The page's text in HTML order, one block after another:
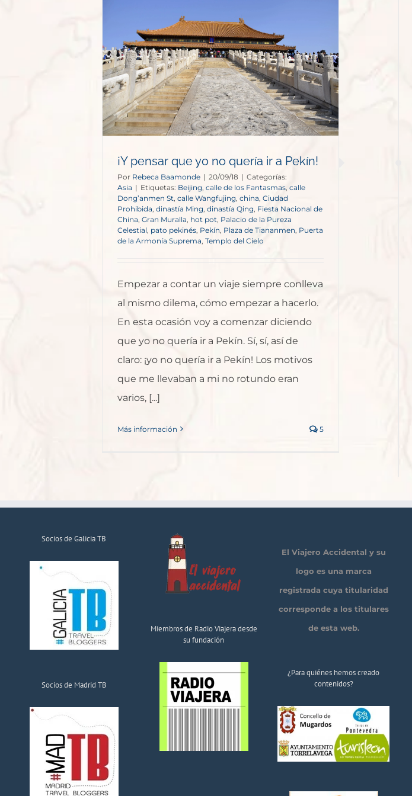
¡Y pensar que yo no quería ir a Pekín!
Por Rebeca Baamonde | 20/09/18 | Categorías:
Asia | Etiquetas: Beijing, calle de los Fantasmas, calle
Dong’anmen St, calle Wangfujing china Ciudad
Prohibida dinastía Ming, dinastía Qing Fiesta Nacional de
China, Gran Muralla hot pot Palacio de la Pureza
Celestial pato pekinés Pekín Plaza de Tiananmen Puerta
de la Armonía Suprema Templo del Cielo
Empezar a contar un viaje siempre conlleva
al mismo dilema, cómo empezar a hacerlo.
En esta ocasión voy a comenzar diciendo
que yo no quería ir a Pekín. Sí, sí, así de
claro: ¡yo no quería ir a Pekín! Los motivos
que me llevaban a mi no rotundo eran
varios, [...]
Más información 5
Socios de Galicia TB
Socios de Madrid TB
Miembros de Radio Viajera desde
su fundación
El Viajero Accidental y su
logo es una marca
registrada cuya titularidad
corresponde a los titulares
de esta web.
¿Para quiénes hemos creado
contenidos?